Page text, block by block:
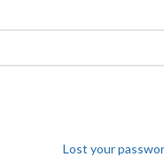
Lost your